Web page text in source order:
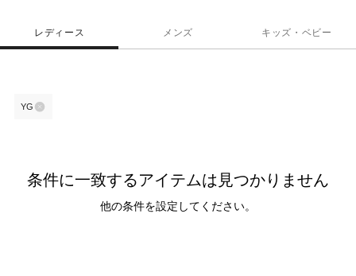
レディース メンズ キッズ・ベビー
YG
条件に一致するアイテムは見つかりません
他の条件を設定してください。